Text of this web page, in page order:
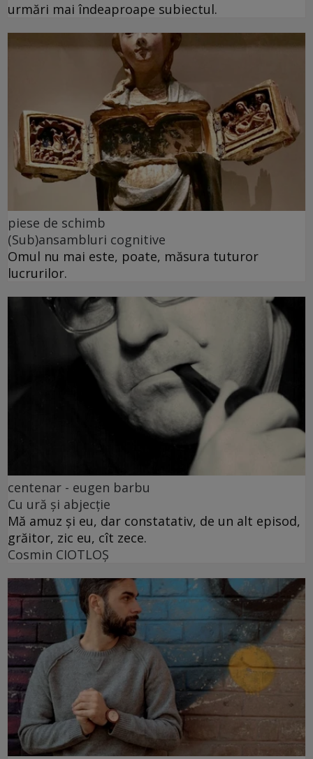
urmări mai îndeaproape subiectul.
piese de schimb
(Sub)ansambluri cognitive
Omul nu mai este, poate, măsura tuturor
lucrurilor.
centenar - eugen barbu
Cu ură și abjecție
Mă amuz și eu, dar constatativ, de un alt episod,
grăitor, zic eu, cît zece.
Cosmin CIOTLOŞ